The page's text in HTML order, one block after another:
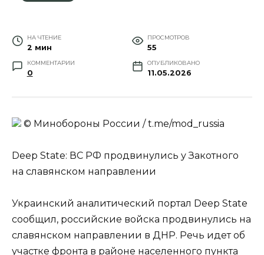
НА ЧТЕНИЕ
2 мин
ПРОСМОТРОВ
55
КОММЕНТАРИИ
0
ОПУБЛИКОВАНО
11.05.2026
© Минобороны России / t.me/mod_russia
Deep State: ВС РФ продвинулись у Закотного
на славянском направлении
Украинский аналитический портал Deep State
сообщил, российские войска продвинулись на
славянском направлении в ДНР. Речь идет об
участке фронта в районе населенного пункта